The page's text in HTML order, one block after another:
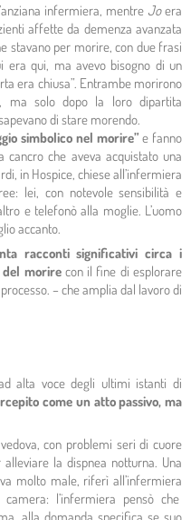
infermiera, mentre Joera
affette da demenza avanzata
stavano per morire, con due frasi
era qui, ma avevo bisogno di un
era chiusa”. Entrambe morirono
ma solo dopo la loro dipartita
di stare morendo.
simbolico nel morire” e fanno
che aveva acquistato una
in Hospice, chiese all’infermiera
lei, con notevole sensibilità e
e telefonò alla moglie. L’uomo
accanto.
racconti significativi circa i
del morirecon il fine di esplorare
– che amplia dal lavoro di
alta voce degli ultimi istanti di
come un atto passivo, ma
con problemi seri di cuore
la dispnea notturna. Una
molto male, riferì all’infermiera
l’infermiera pensò che